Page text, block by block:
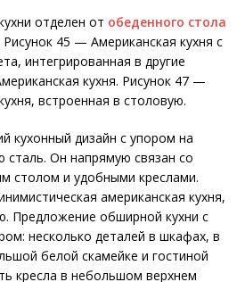
отделен от обеденного стола
45 — Американская кухня с
интегрированная в другие
кухня. Рисунок 47 —
встроенная в столовую.
кухонный дизайн с упором на
Он напрямую связан со
столом и удобными креслами.
американская кухня,
Предложение обширной кухни с
несколько деталей в шкафах, в
белой скамейке и гостиной
кресла в небольшом верхнем